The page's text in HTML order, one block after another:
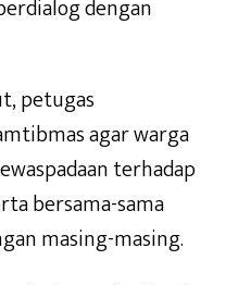
dengan
petugas
agar warga
terhadap
bersama-sama
masing-masing.